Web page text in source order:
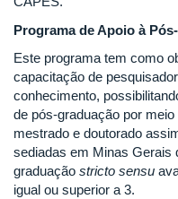
Programa de Apoio à
Este programa tem como
capacitação de
conhecimento,
de pós-graduação por
mestrado e doutorado
sediadas em Minas Gerais
graduação stricto sensu
igual ou superior a 3.